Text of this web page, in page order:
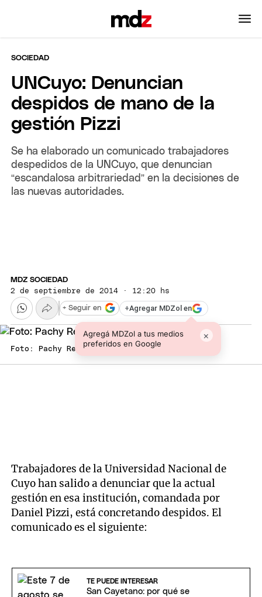
SOCIEDAD
UNCuyo: Denuncian
despidos de mano de la
gestión Pizzi
Se ha elaborado un comunicado trabajadores
despedidos de la UNCuyo, que denuncian
“escandalosa arbitrariedad” en la decisiones de
las nuevas autoridades.
MDZ SOCIEDAD
2 de septiembre de 2014 · 12:20 hs
+Agregar MDZol en
Agregá MDZol a tus medios
preferidos en Google
×
+ Seguir en
Foto: Pachy Reynoso/MDZ
Trabajadores de la Universidad Nacional de
Cuyo han salido a denunciar que la actual
gestión en esa institución, comandada por
Daniel Pizzi, está concretando despidos. El
comunicado es el siguiente:
TE PUEDE INTERESAR
San Cayetano: por qué se